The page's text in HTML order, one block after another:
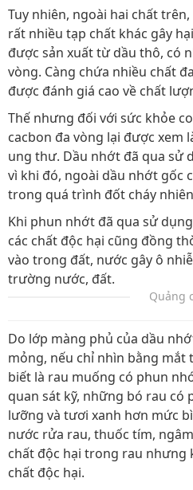
Tuy nhiên, ngoài hai chất
rất nhiều tạp chất khác gây
được sản xuất từ dầu thô, có
vòng. Càng chứa nhiều chất
được đánh giá cao về chất
Thế nhưng đối với sức khỏe
cacbon đa vòng lại được xem
ung thư. Dầu nhớt đã qua sử
vì khi đó, ngoài dầu nhớt gốc
trong quá trình đốt cháy
Khi phun nhớt đã qua sử
các chất độc hại cũng đồng
vào trong đất, nước gây ô
trường nước, đất.
Quảng
Do lớp màng phủ của dầu
mỏng, nếu chỉ nhìn bằng
biết là rau muống có phun
quan sát kỹ, những bó rau
lưỡng và tươi xanh hơn mức
nước rửa rau, thuốc tím,
chất độc hại trong rau nhưng
chất độc hại.